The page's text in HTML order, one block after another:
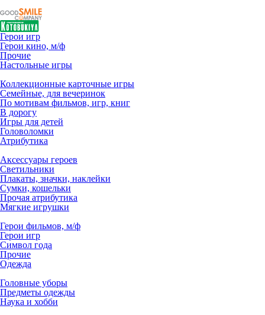
Герои игр
Герои кино, м/ф
Прочие
Настольные игры
Коллекционные карточные игры
Семейные, для вечеринок
По мотивам фильмов, игр, книг
В дорогу
Игры для детей
Головоломки
Атрибутика
Аксессуары героев
Светильники
Плакаты, значки, наклейки
Сумки, кошельки
Прочая атрибутика
Мягкие игрушки
Герои фильмов, м/ф
Герои игр
Символ года
Прочие
Одежда
Головные уборы
Предметы одежды
Наука и хобби